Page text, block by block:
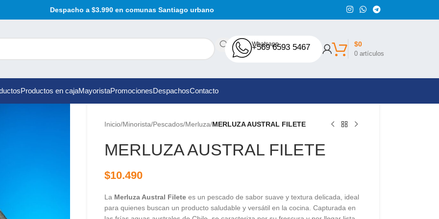
Despacho a $3.990 en comunas Santiago urbano
Whatsapp
+569 6593 5467
0 artículos
$0
Productos en cajaMayoristaPromocionesDespachosContacto
Inicio/Minorista/Pescados/Merluza/MERLUZA AUSTRAL FILETE
MERLUZA AUSTRAL FILETE
$10.490
La Merluza Austral Filetees un pescado de sabor suave y textura delicada, ideal
para quienes buscan un producto saludable y versátil en la cocina. Capturada en